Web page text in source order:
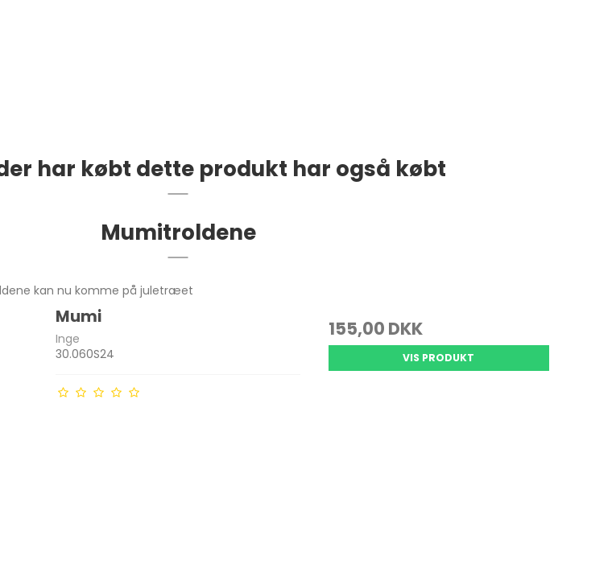
har købt dette produkt har også købt
Mumitroldene
kan nu komme på juletræet
Mumi
Inge
30.060S24
155,00 DKK
VIS PRODUKT